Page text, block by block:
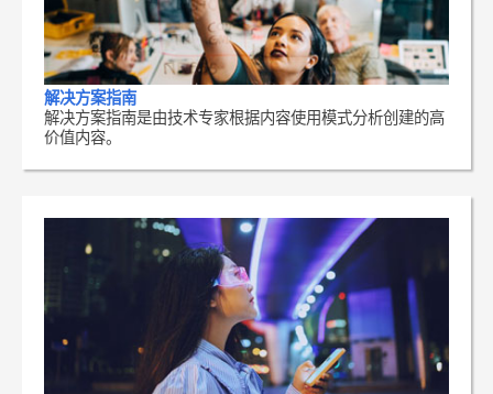
解决方案指南
解决方案指南是由技术专家根据内容使用模式分析创建的高
价值内容。